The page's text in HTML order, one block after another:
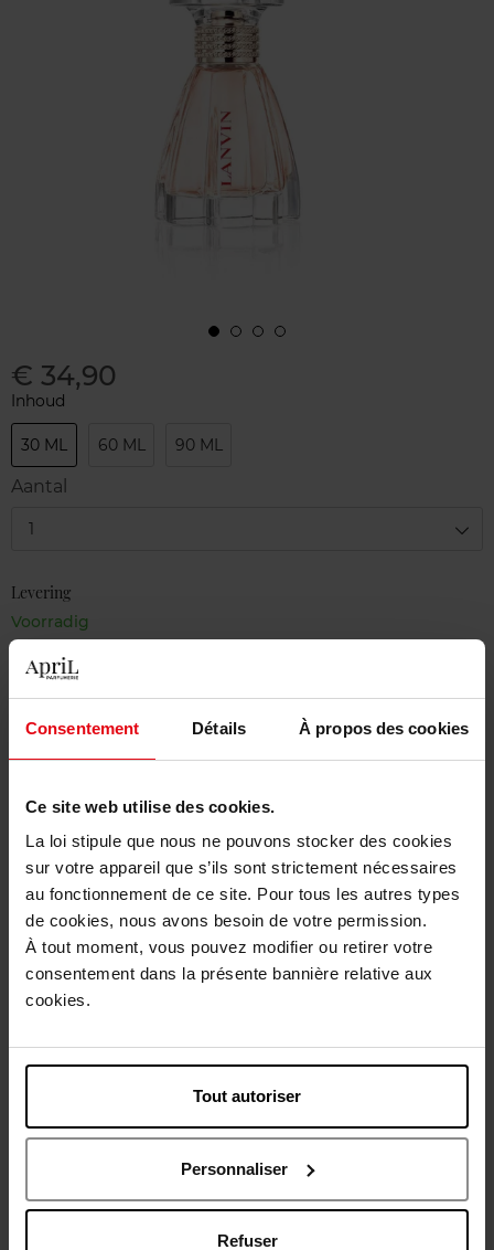
Consentement Détails À propos des cookies
Ce site web utilise des cookies.
La loi stipule que nous ne pouvons stocker des cookies
sur votre appareil que s’ils sont strictement nécessaires
au fonctionnement de ce site. Pour tous les autres types
de cookies, nous avons besoin de votre permission.
À tout moment, vous pouvez modifier ou retirer votre
consentement dans la présente bannière relative aux
cookies.
Tout autoriser
Personnaliser
Refuser
€ 34,90
Inhoud
30 ML 60 ML 90 ML
Aantal
1
Levering
Voorradig
Gratis levering bij aankoop van min. 55€
Gratis retour in je winkelpunt
Gratis verpakking
Beschrijving
Karakteristieken